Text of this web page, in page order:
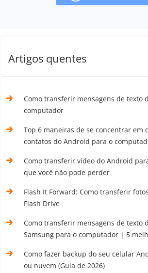
Artigos quentes
Como transferir mensagens de texto
computador
Top 6 maneiras de se concentrar em
contatos do Android para o
Como transferir vídeo do Android
que você não pode perder
Flash It Forward: Como transferir
Flash Drive
Como transferir mensagens de texto
Samsung para o computador | 5
Como fazer backup do seu celular
ou nuvem (Guia de 2026)